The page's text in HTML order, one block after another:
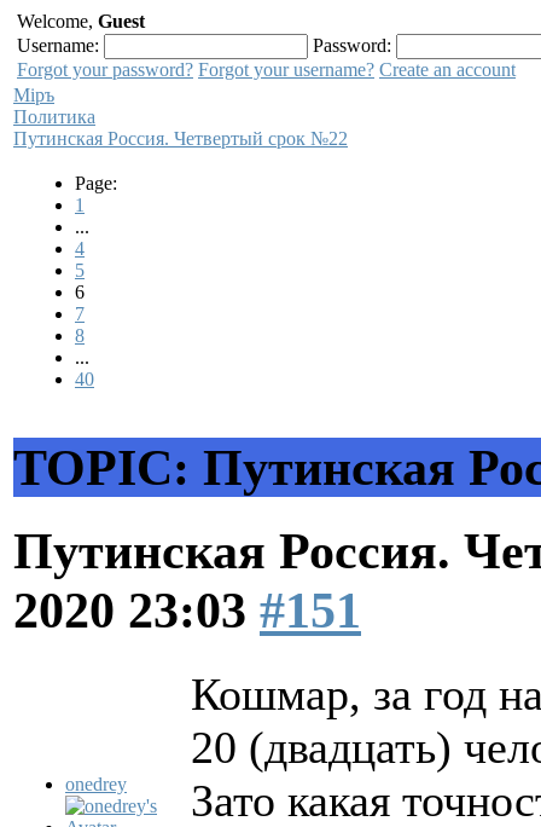
Welcome, Guest
Username:
Password:
Forgot your password? Forgot your username? Create an account
Мiръ
Политика
Путинская Россия. Четвертый срок №22
Page:
1
...
4
5
6
7
8
...
40
TOPIC: Путинская
Путинская Россия.
2020 23:03 #151
onedrey
Кошмар, за год
20 (двадцать)
Зато какая